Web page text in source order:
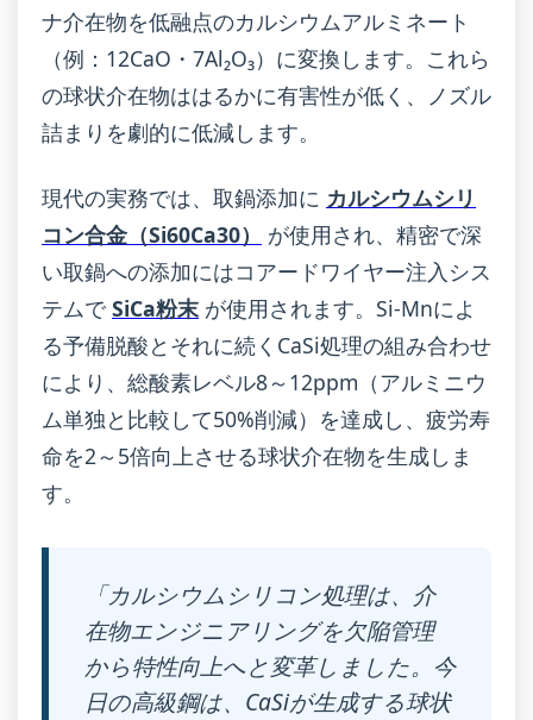
ナ介在物を低融点のカルシウムアルミネート
（例：12CaO・7Al₂O₃）に変換します。これら
の球状介在物ははるかに有害性が低く、ノズル
詰まりを劇的に低減します。
現代の実務では、取鍋添加に カルシウムシリ
コン合金（Si60Ca30）
が使用され、精密で深
い取鍋への添加にはコアードワイヤー注入シス
テムでSiCa粉末が使用されます。Si-Mnによ
る予備脱酸とそれに続くCaSi処理の組み合わせ
により、総酸素レベル8～12ppm（アルミニウ
ム単独と比較して50%削減）を達成し、疲労寿
命を2～5倍向上させる球状介在物を生成しま
す。
「カルシウムシリコン処理は、介
在物エンジニアリングを欠陥管理
から特性向上へと変革しました。今
日の高級鋼は、CaSiが生成する球状